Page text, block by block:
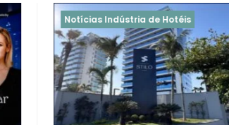
Notícias Indústria de Hotéis